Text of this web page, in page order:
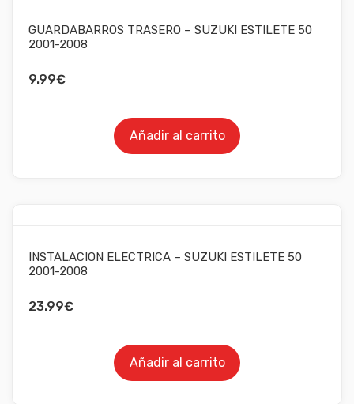
GUARDABARROS TRASERO – SUZUKI ESTILETE 50
2001-2008
9.99€
Añadir al carrito
INSTALACION ELECTRICA – SUZUKI ESTILETE 50
2001-2008
23.99€
Añadir al carrito